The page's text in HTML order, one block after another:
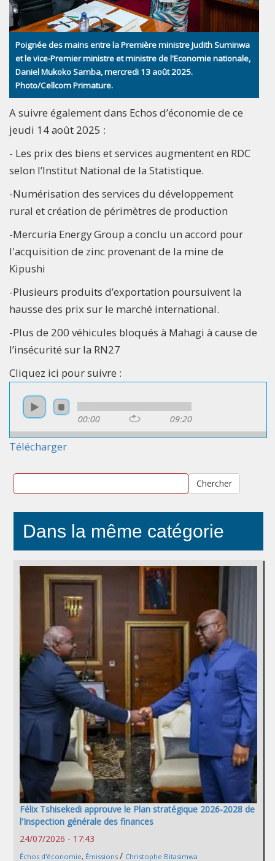
Poignée des mains entre la Première ministre Judith Suminwa
et le vice-Premier ministre et ministre de l'Economie nationale,
Daniel Mukoko Samba, mercredi 13 août 2025.
Photo/Cellcom Primature.
A suivre également dans Echos d’économie de ce
jeudi 14 août 2025 :
- Les prix des biens et services augmentent en RDC
selon l’Institut National de la Statistique.
-Numérisation des services du développement
rural et création de périmètres de production
-Mercuria Energy Group a conclu un accord pour
l'acquisition de zinc provenant de la mine de
Kipushi
-Plusieurs produits d’exportation poursuivent la
hausse des prix sur le marché international.
-Plus de 200 véhicules bloqués à Mahagi à cause de
l’insécurité sur la RN27
Cliquez ici pour suivre :
00:00 09:20
Télécharger
Chercher
Dans la même catégorie
Félix Tshisekedi approuve le Plan stratégique 2026-2028 de
l'Inspection générale des finances
24/07/2026 - 17:43
Échos d'économie, Émissions / Christophe Bitasimwa